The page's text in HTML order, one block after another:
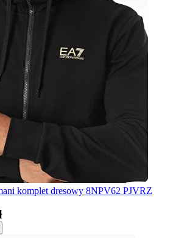
komplet dresowy 8NPV62 PJVRZ